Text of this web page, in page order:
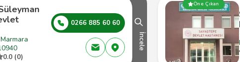
0.0 (0)
0266 885 60 60
İncele
Öne Çıkan